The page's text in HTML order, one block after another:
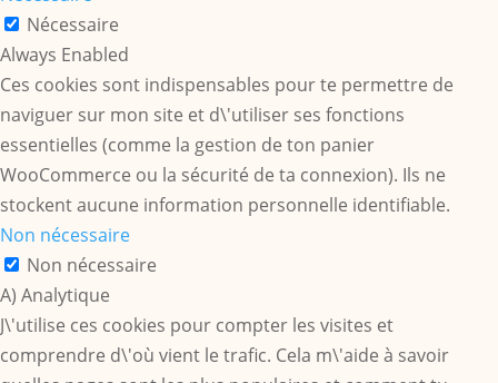
Nécessaire
Always Enabled
Ces cookies sont indispensables pour te permettre de
naviguer sur mon site et d\'utiliser ses fonctions
essentielles (comme la gestion de ton panier
WooCommerce ou la sécurité de ta connexion). Ils ne
stockent aucune information personnelle identifiable.
Non nécessaire
Non nécessaire
A) Analytique
J\'utilise ces cookies pour compter les visites et
comprendre d\'où vient le trafic. Cela m\'aide à savoir